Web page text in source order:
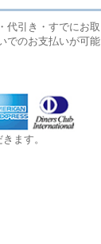
代引き・すでにお取
でのお支払いが可能
ます。